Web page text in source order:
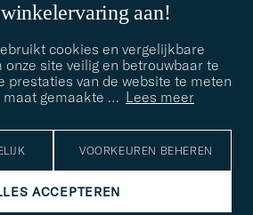
aan!
cookies en vergelijkbare
site veilig en betrouwbaar te
prestaties van de website te meten
gemaakte … Lees meer
VOORKEUREN BEHEREN
ACCEPTEREN